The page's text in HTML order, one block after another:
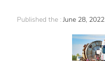
Published the : June 28, 2022